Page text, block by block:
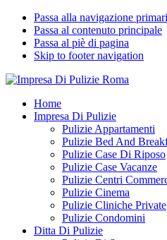
Passa alla navigazione
Passa al contenuto principale
Passa al piè di pagina
Skip to footer navigation
Impresa Di Pulizie Roma
✅ Abitazioni e Attività Commerciali
Home
Impresa Di Pulizie
Pulizie Appartamenti
Pulizie Bed And
Pulizie Case Di Riposo
Pulizie Case Vacanze
Pulizie Centri
Pulizie Cinema
Pulizie Cliniche Private
Pulizie Condomini
Ditta Di Pulizie